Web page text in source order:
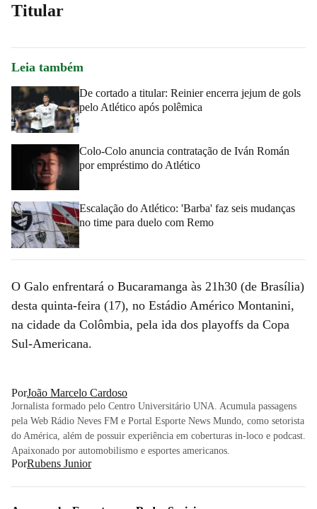
Titular
Leia também
De cortado a titular: Reinier encerra jejum de gols
pelo Atlético após polêmica
Colo-Colo anuncia contratação de Iván Román
por empréstimo do Atlético
Escalação do Atlético: 'Barba' faz seis mudanças
no time para duelo com Remo
O Galo enfrentará o Bucaramanga às 21h30 (de Brasília)
desta quinta-feira (17), no Estádio Américo Montanini,
na cidade da Colômbia, pela ida dos playoffs da Copa
Sul-Americana.
PorJoão Marcelo Cardoso
Jornalista formado pelo Centro Universitário UNA. Acumula passagens
pela Web Rádio Neves FM e Portal Esporte News Mundo, como setorista
do América, além de possuir experiência em coberturas in-loco e podcast.
Apaixonado por automobilismo e esportes americanos.
PorRubens Junior